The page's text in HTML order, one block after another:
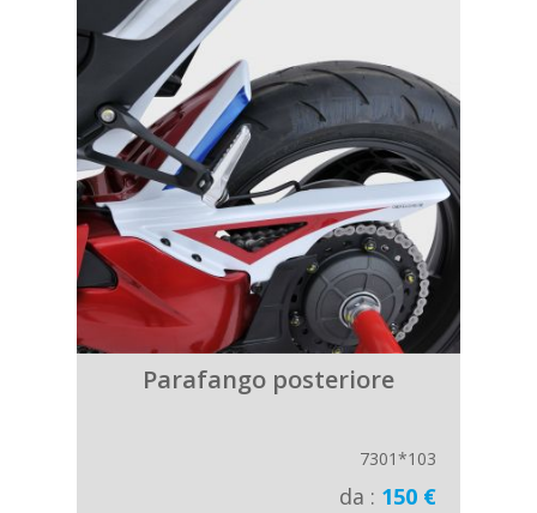
Parafango posteriore
7301*103
da : 150 €